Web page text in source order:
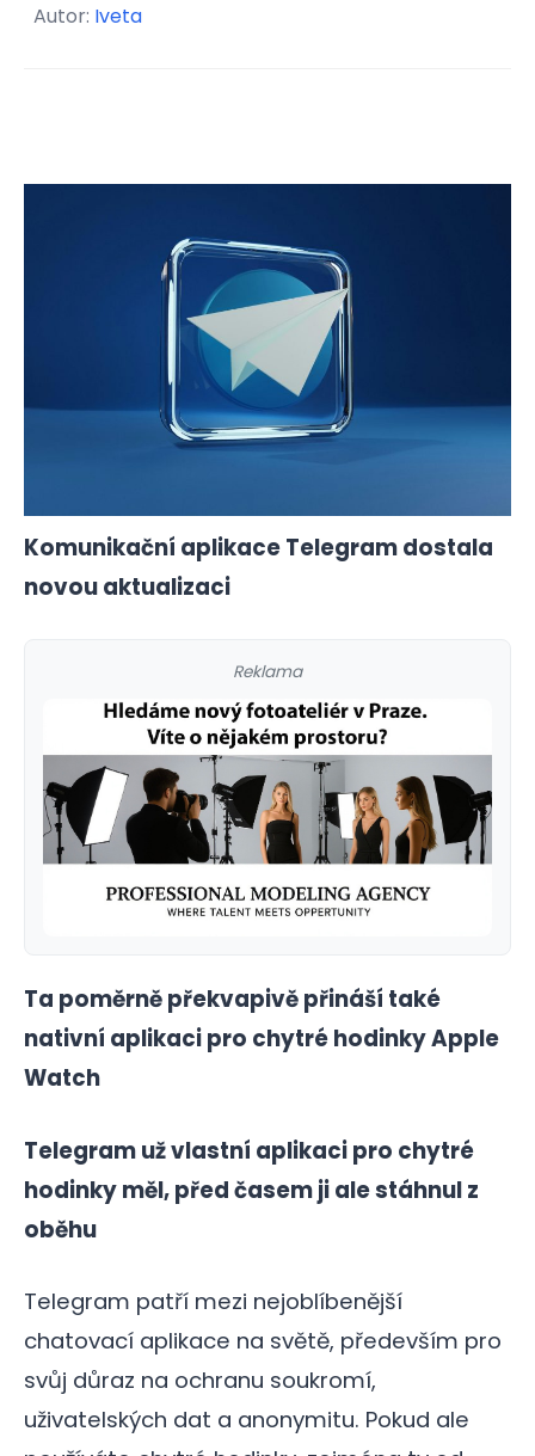
Autor: Iveta
Komunikační aplikace Telegram dostala
novou aktualizaci
Reklama
Ta poměrně překvapivě přináší také
nativní aplikaci pro chytré hodinky Apple
Watch
Telegram už vlastní aplikaci pro chytré
hodinky měl, před časem ji ale stáhnul z
oběhu
Telegram patří mezi nejoblíbenější
chatovací aplikace na světě, především pro
svůj důraz na ochranu soukromí,
uživatelských dat a anonymitu. Pokud ale